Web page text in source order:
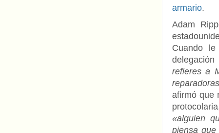
armario.
Adam
Cuando
refieres a
afirmó que
«alguien
piensa